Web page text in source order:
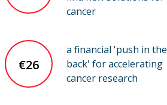
cancer
€26
a financial 'push in the
back' for accelerating
cancer research